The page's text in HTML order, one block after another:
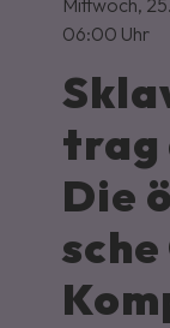
trag
Die
Mittwoch,
06:00 Uhr